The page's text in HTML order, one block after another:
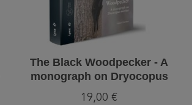
The Black Woodpecker - A
monograph on Dryocopus
martius
19,00 €